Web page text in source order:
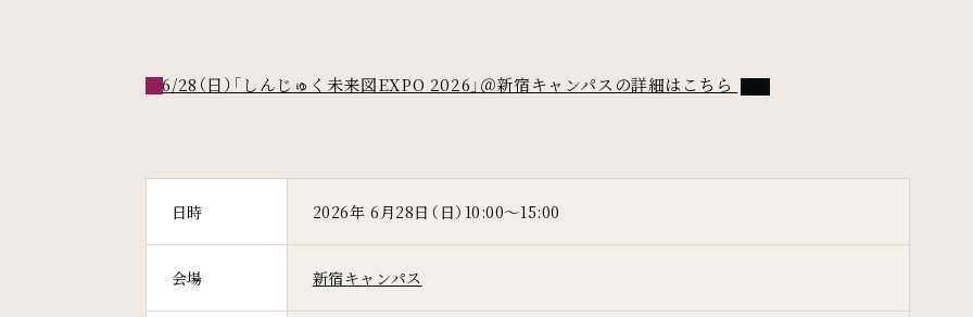
6/28（日）「しんじゅく未来図EXPO 2026」＠新宿キャンパスの詳細はこちら PDFファイル
日時 2026年 6月28日（日）10:00～15:00
会場 新宿キャンパス